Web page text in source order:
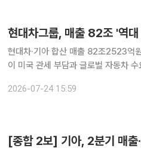
현대차그룹, 매출 82조 '역
현대차·기아 합산 매출 82조2523억원아이
이 미국 관세 부담과 글로벌 자동차
성공했지만 관세와 인센티브 확대 등
2026-07-24 15:59
[종합 2보] 기아, 2분기 매출